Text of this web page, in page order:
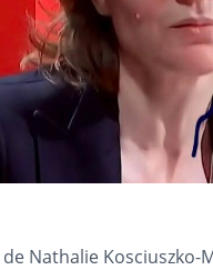
de Nathalie